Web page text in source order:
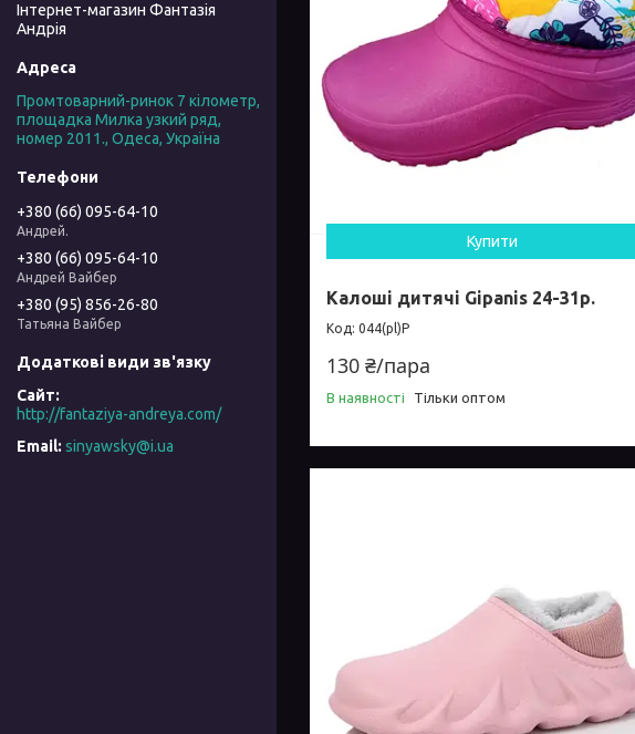
Купити
Калоші дитячі Gipanis 24-31р.
044(pl)P
130 ₴/пара
В наявності Тільки оптом
Інтернет-магазин Фантазія
Андрія
Промтоварний-ринок 7 кілометр,
площадка Милка узкий ряд,
номер 2011., Одеса, Україна
+380 (66) 095-64-10
Андрей.
+380 (66) 095-64-10
Андрей Вайбер
+380 (95) 856-26-80
Татьяна Вайбер
http://fantaziya-andreya.com/
sinyawsky@i.ua